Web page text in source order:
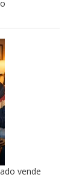
vende